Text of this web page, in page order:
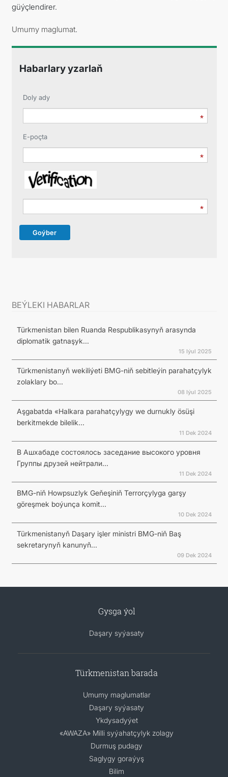
güýçlendirer.
Umumy maglumat.
Habarlary yzarlaň
Doly ady
E-poçta
Goýber
BEÝLEKI HABARLAR
Türkmenistan bilen Ruanda Respublikasynyň arasynda
diplomatik gatnaşyk...
15 Iýul 2025
Türkmenistanyň wekiliýeti BMG-niň sebitleýin parahatçylyk
zolaklary bo...
08 Iýul 2025
Aşgabatda «Halkara parahatçylygy we durnukly ösüşi
berkitmekde bilelik...
11 Dek 2024
В Ашхабаде состоялось заседание высокого уровня
Группы друзей нейтрали...
11 Dek 2024
BMG-niň Howpsuzlyk Geňeşiniň Terrorçylyga garşy
göreşmek boýunça komit...
10 Dek 2024
Türkmenistanyň Daşary işler ministri BMG-niň Baş
sekretarynyň kanunyň...
09 Dek 2024
Gysga ýol
Daşary syýasaty
Türkmenistan barada
Umumy maglumatlar
Daşary syýasaty
Ykdysadyýet
«AWAZA» Milli syýahatçylyk zolagy
Durmuş pudagy
Saglygy goraýyş
Bilim